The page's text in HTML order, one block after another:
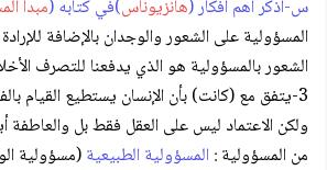
س-اذكر أهم أفكار (هانزيوناس)في كتابه (مبدأ
الشعور بالمسؤولية هو الذي يدفعنا للتصرف
3-يتفق مع (كانت) بأن الإنسان يستطيع القيام
من المسؤولية : المسؤولية الطبيعية(مسؤولية